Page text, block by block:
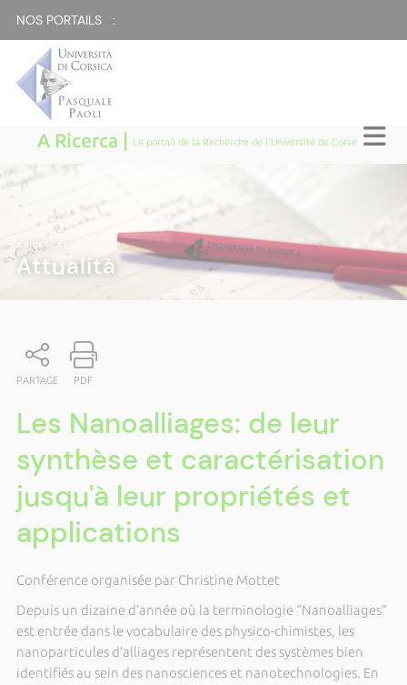
NOS PORTAILS :
A Ricerca | Le portail de la Recherche de l'Université de Corse
A RICERCA
Attualità
PARTAGE PDF
Les Nanoalliages: de leur
synthèse et caractérisation
jusqu'à leur propriétés et
applications
Conférence organisée par Christine Mottet
Depuis un dizaine d’année où la terminologie “Nanoalliages”
est entrée dans le vocabulaire des physico-chimistes, les
nanoparticules d’alliages représentent des systèmes bien
identifiés au sein des nanosciences et nanotechnologies. En